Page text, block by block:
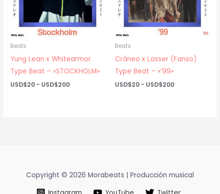
Beats
Yung Lean x Whitearmor
Type Beat – «STOCKHOLM»
USD$20 - USD$200Rango
Beats
Cráneo x Lasser (Fanso)
Type Beat – «’99»
USD$20 - USD$200Rango
Copyright © 2026 Morabeats | Producción musical